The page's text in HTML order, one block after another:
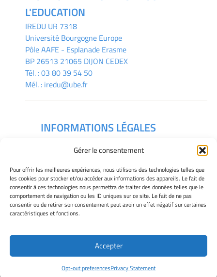
Gérer le consentement
Pour offrir les meilleures expériences, nous utilisons des technologies telles que
les cookies pour stocker et/ou accéder aux informations des appareils. Le fait de
consentir à ces technologies nous permettra de traiter des données telles que le
comportement de navigation ou les ID uniques sur ce site. Le fait de ne pas
consentir ou de retirer son consentement peut avoir un effet négatif sur certaines
caractéristiques et fonctions.
Accepter
Opt-out preferencesPrivacy Statement
L'EDUCATION
IREDU UR 7318
Université Bourgogne Europe
Pôle AAFE - Esplanade Erasme
BP 26513 21065 DIJON CEDEX
Tél. :03 80 39 54 50
Mél. : iredu@ube.fr
INFORMATIONS LÉGALES
Gérer mes cookies
Déclaration de confidentialité
Politique des cookies
Avertissement
Télécharger le plan des campus
Site Officiel - IREDU @ 2026
Copyright Université de Bourgogne Europe